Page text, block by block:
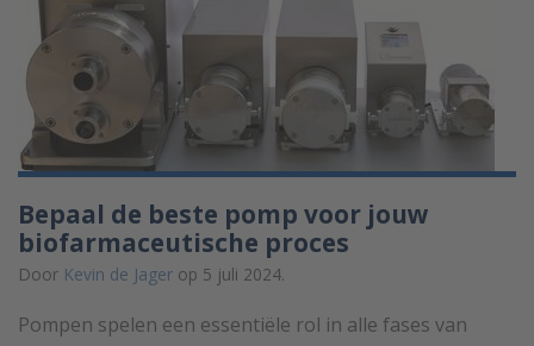
Bepaal de beste pomp voor jouw
biofarmaceutische proces
Door Kevin de Jager op 5 juli 2024.
Pompen spelen een essentiële rol in alle fases van